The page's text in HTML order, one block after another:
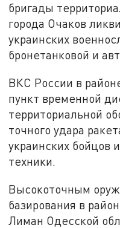
бригады
города Очаков
украинских
бронетанковой и
ВКС России в
пункт временной
территориальной
точного удара
украинских бойцов
техники.
Высокоточным
базирования в
Лиман Одесской